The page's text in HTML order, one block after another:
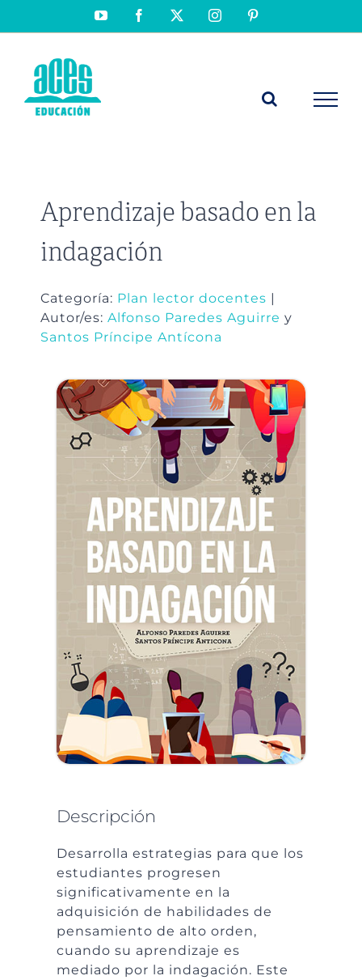
YouTubeFacebook Instagram
Aprendizaje basado en la
indagación
Categoría: Plan lector docentes
Autor/es: Alfonso Paredes Aguirre y
Santos Príncipe Antícona
Descripción
Desarrolla estrategias para que los
estudiantes progresen
significativamente en la
adquisición de habilidades de
pensamiento de alto orden,
cuando su aprendizaje es
mediado por la indagación. Este